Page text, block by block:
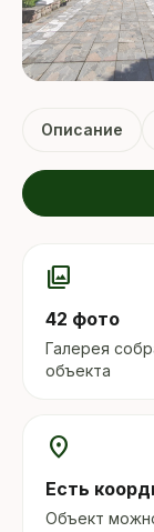
Описание
photo_library
42 фото
Галерея
объекта
location_on
Есть
Объект